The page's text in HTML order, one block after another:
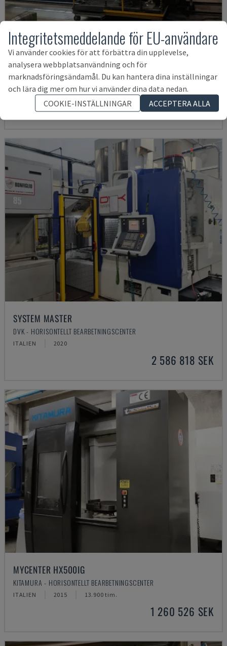
IRD 1600 CNC
IRLE - HORISONTELLT BEARBETNINGSCENTER
TYSKLAND 2004
822 082 SEK
SYSTEM MASTER
DVK - HORISONTELLT BEARBETNINGSCENTER
ITALIEN 2020
2 586 818 SEK
MYCENTER HX500IG
KITAMURA - HORISONTELLT BEARBETNINGSCENTER
ITALIEN 2015 13.900 tim.
1 260 526 SEK
Integritetsmeddelande för EU-användare
Vi använder cookies för att förbättra din upplevelse,
analysera webbplatsanvändning och för
marknadsföringsändamål. Du kan hantera dina inställningar
och lära dig mer om hur vi använder dina data nedan.
COOKIE-INSTÄLLNINGAR
ACCEPTERA ALLA